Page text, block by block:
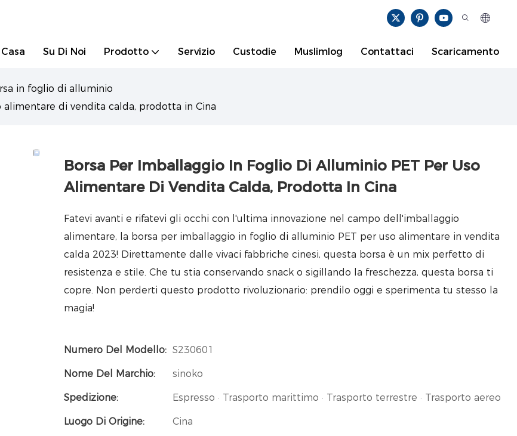
Casa Su Di Noi Prodotto Servizio Custodie Muslimlog Contattaci Scaricamento
in foglio di alluminio
di vendita calda, prodotta in Cina
Borsa Per Imballaggio In Foglio Di Alluminio PET Per Uso
Alimentare Di Vendita Calda, Prodotta In Cina
Fatevi avanti e rifatevi gli occhi con l'ultima innovazione nel campo dell'imballaggio
alimentare, la borsa per imballaggio in foglio di alluminio PET per uso alimentare in vendita
calda 2023! Direttamente dalle vivaci fabbriche cinesi, questa borsa è un mix perfetto di
resistenza e stile. Che tu stia conservando snack o sigillando la freschezza, questa borsa ti
copre. Non perderti questo prodotto rivoluzionario: prendilo oggi e sperimenta tu stesso la
magia!
Numero Del Modello: S230601
Nome Del Marchio: sinoko
Spedizione: Espresso · Trasporto marittimo · Trasporto terrestre · Trasporto aereo
Luogo Di Origine: Cina